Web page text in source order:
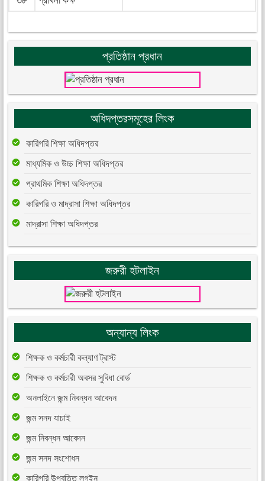
প্রতিষ্ঠান প্রধান
অধিদপ্তরসমূহের লিংক
কারিগরি শিক্ষা অধিদপ্তর
মাধ্যমিক ও উচ্চ শিক্ষা অধিদপ্তর
প্রাথমিক শিক্ষা অধিদপ্তর
কারিগরি ও মাদ্রাসা শিক্ষা অধিদপ্তর
মাদ্রাসা শিক্ষা অধিদপ্তর
জরুরী হটলাইন
অন্যান্য লিংক
শিক্ষক ও কর্মচারী কল্যাণ ট্রাস্ট
শিক্ষক ও কর্মচারী অবসর সুবিধা বোর্ড
অনলাইনে জন্ম নিবন্ধন আবেদন
জন্ম সনদ যাচাই
জন্ম নিবন্ধন আবেদন
জন্ম সনদ সংশোধন
কারিগরি উপবৃত্তি লগইন